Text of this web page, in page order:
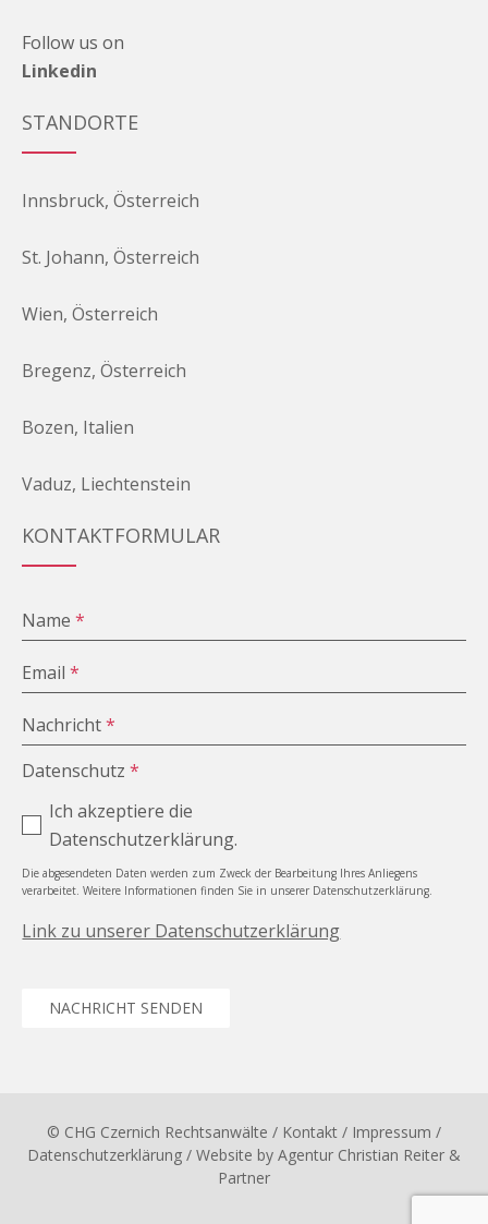
Follow us on
Linkedin
STANDORTE
Innsbruck, Österreich
St. Johann, Österreich
Wien, Österreich
Bregenz, Österreich
Bozen, Italien
Vaduz, Liechtenstein
KONTAKTFORMULAR
Name*
Email*
Nachricht*
Datenschutz*
Ich akzeptiere die
Datenschutzerklärung.
Die abgesendeten Daten werden zum Zweck der Bearbeitung Ihres Anliegens
verarbeitet. Weitere Informationen finden Sie in unserer Datenschutzerklärung.
Link zu unserer Datenschutzerklärung
NACHRICHT SENDEN
© CHG Czernich Rechtsanwälte / Kontakt / Impressum /
Datenschutzerklärung / Website by Agentur Christian Reiter &
Partner